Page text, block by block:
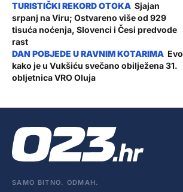
Sjajan
srpanj na Viru; Ostvareno više od 929
tisuća noćenja, Slovenci i Česi predvode
rast
Evo
kako je u Vukšiću svečano obilježena 31.
obljetnica VRO Oluja
SAMO BITNO. ODMAH.